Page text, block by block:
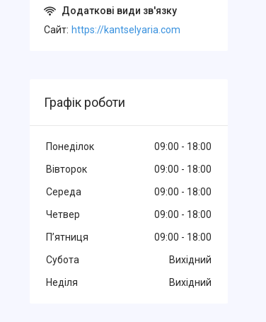
Cайт https://kantselyaria.com
Графік роботи
Понеділок 09:00
18:00
Вівторок
09:00
18:00
Середа
09:00
18:00
Четвер
09:00
18:00
Пʼятниця
09:00
18:00
Субота
Вихідний
Неділя
Вихідний